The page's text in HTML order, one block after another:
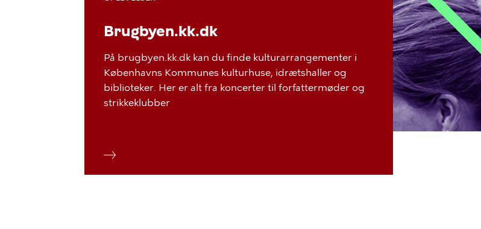
Brugbyen.kk.dk
På brugbyen.kk.dk kan du finde kulturarrangementer i
Københavns Kommunes kulturhuse, idrætshaller og
biblioteker. Her er alt fra koncerter til forfattermøder og
strikkeklubber